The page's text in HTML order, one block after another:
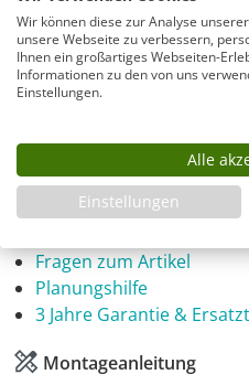
Produkt Anzahl:
A1V1010-1950-975-x-975-
Infos
Fragen zum Artikel
Planungshilfe
3 Jahre Garantie &
Montageanleitung
Wir können diese zur Analyse
unsere Webseite zu verbessern,
Ihnen ein großartiges Webseiten-
Informationen zu den von uns
Einstellungen.
Alle
Einstellungen